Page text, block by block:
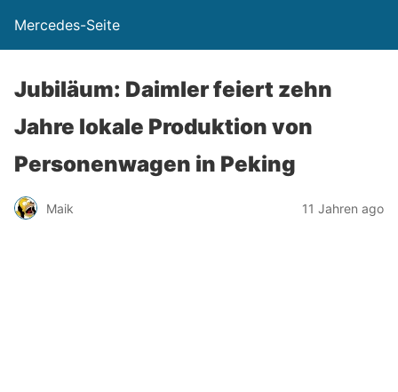
Mercedes-Seite
Jubiläum: Daimler feiert zehn
Jahre lokale Produktion von
Personenwagen in Peking
Maik 11 Jahren ago